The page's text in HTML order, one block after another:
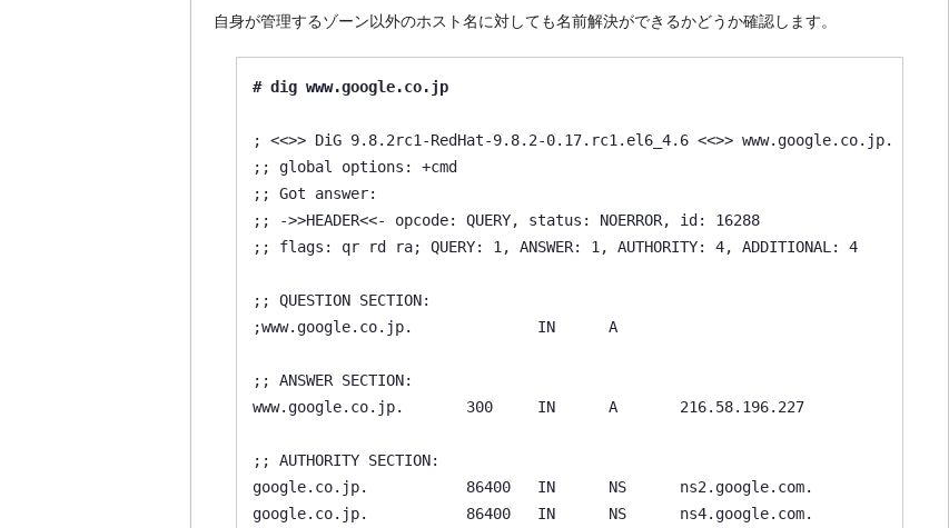
自身が管理するゾーン以外のホスト名に対しても名前解決ができるかどうか確認します。
# dig www.google.co.jp
; <<>> DiG 9.8.2rc1-RedHat-9.8.2-0.17.rc1.el6_4.6 <<>> www.google.co.jp.
;; global options: +cmd
;; Got answer:
;; ->>HEADER<<- opcode: QUERY, status: NOERROR, id: 16288
;; flags: qr rd ra; QUERY: 1, ANSWER: 1, AUTHORITY: 4, ADDITIONAL: 4
;; QUESTION SECTION:
;www.google.co.jp.              IN      A
;; ANSWER SECTION:
www.google.co.jp.       300     IN      A       216.58.196.227
;; AUTHORITY SECTION:
google.co.jp.           86400   IN      NS      ns2.google.com.
google.co.jp.           86400   IN      NS      ns4.google.com.